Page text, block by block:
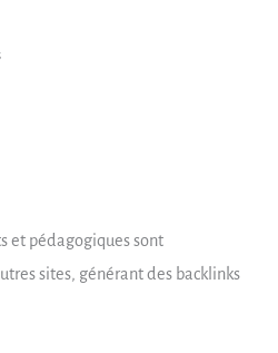
et pédagogiques sont
sites, générant des backlinks